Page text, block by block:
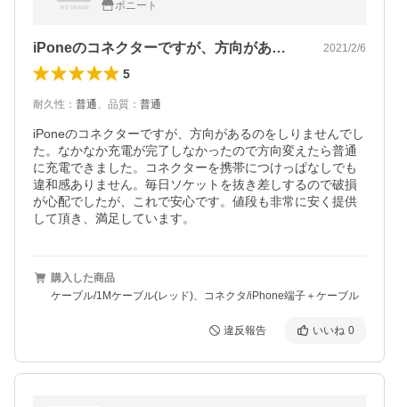
ボニート
iPoneのコネクターですが、方向があ… 2021/2/6
5
耐久性 ： 普通、 品質 ： 普通
iPoneのコネクターですが、方向があるのをしりませんでし
た。なかなか充電が完了しなかったので方向変えたら普通
に充電できました。コネクターを携帯につけっぱなしでも
違和感ありません。毎日ソケットを抜き差しするので破損
が心配でしたが、これで安心です。値段も非常に安く提供
して頂き、満足しています。
購入した商品
ケーブル/1Mケーブル(レッド)、コネクタ/iPhone端子＋ケーブル
違反報告 いいね 0